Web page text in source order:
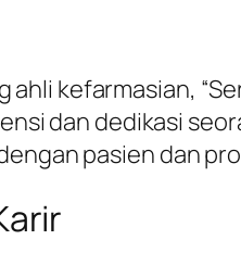
ahli kefarmasian,
dan dedikasi
pasien dan